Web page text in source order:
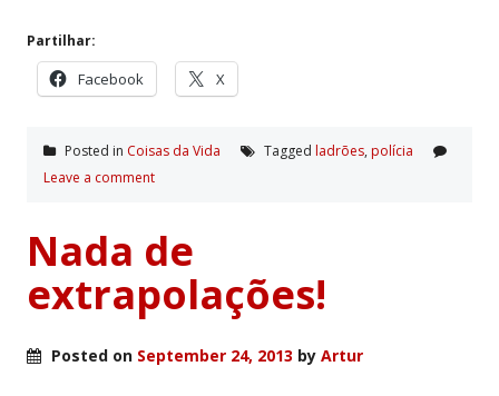
Partilhar:
Facebook X
Posted in Coisas da Vida Tagged ladrões, polí­cia
Leave a comment
Nada de
extrapolações!
Posted on September 24, 2013 by Artur